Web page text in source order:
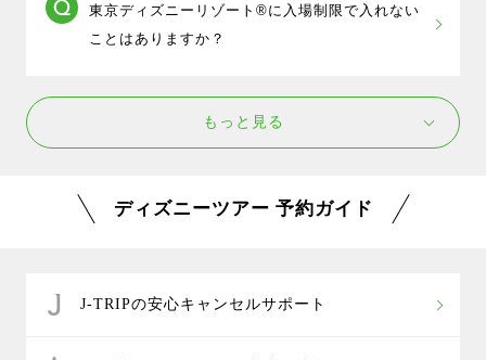
京ディズニーシー®のバスはついていませんが､東京デ
ィズニーリゾート®提携ホテルにご宿泊のお客様は無
ャルホテルを繋ぐディズニーリゾートラインの最寄り
用頂けます。運行時間は各ホテルHPでご確認くださ
ます。事前予約が必要となりますので、ツアーご予約
東京ディズニーリゾート®に入場制限で入れない
ことはありますか？
東京ディズニーリゾート®チケット付きプランで
お申し込みの方は､指定日時に必ず入場できます。
トから事前に購入されることをおすすめします｡
もっと見る
ディズニーツアー 予約ガイド
J-TRIPの安心キャンセルサポート